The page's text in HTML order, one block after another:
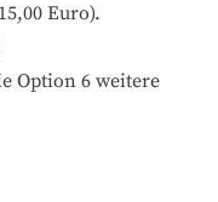
Euro).
Option 6 weitere